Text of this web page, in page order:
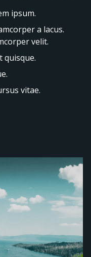
ipsum.
a lacus.
velit.
quisque.
vitae.